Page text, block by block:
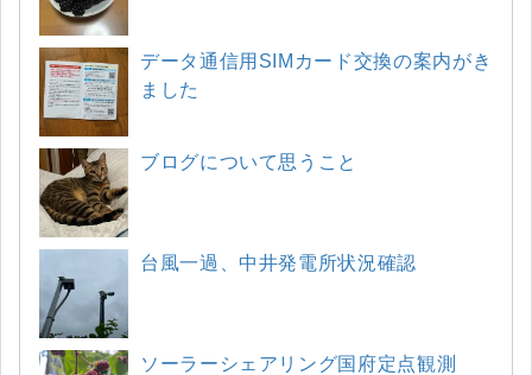
データ通信用SIMカード交換の案内がき
ました
ブログについて思うこと
台風一過、中井発電所状況確認
ソーラーシェアリング国府定点観測